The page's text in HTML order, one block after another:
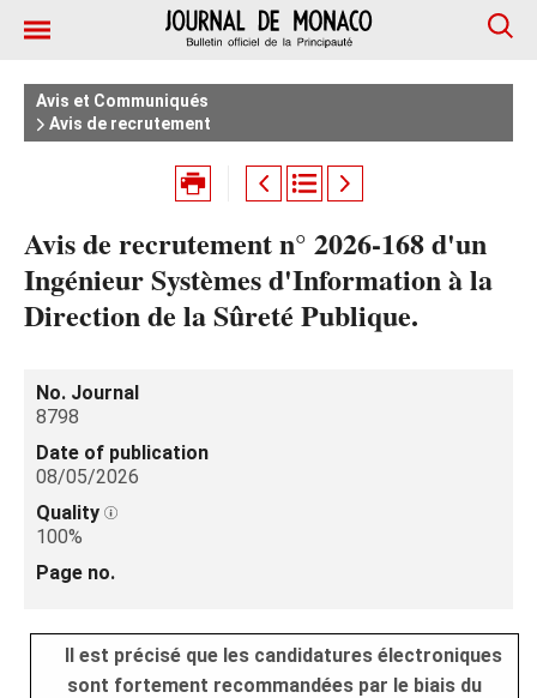
Avis et Communiqués
Avis de recrutement
Avis de recrutement n° 2026-168 d'un
Ingénieur Systèmes d'Information à la
Direction de la Sûreté Publique.
No. Journal
8798
Date of publication
08/05/2026
Quality
100%
Page no.
Il est précisé que les candidatures électroniques
sont fortement recommandées par le biais du